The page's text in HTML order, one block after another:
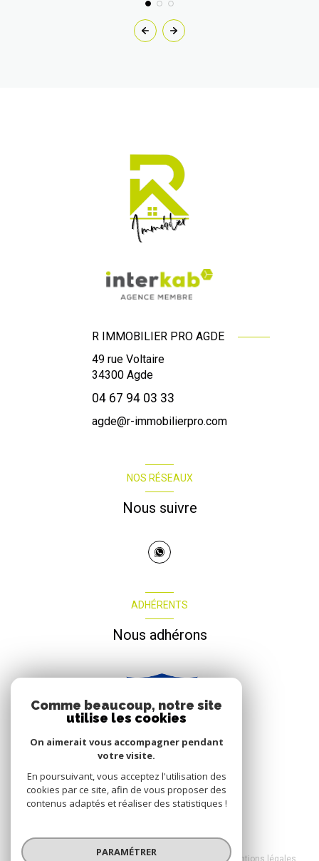
R IMMOBILIER PRO AGDE
49 rue Voltaire
34300 Agde
04 67 94 03 33
agde@r-immobilierpro.com
NOS RÉSEAUX
Nous suivre
ADHÉRENTS
Nous adhérons
© 2026 | Tous droits réservés
Nos honoraires
Nos partenaires Mentions légales
Comme beaucoup, notre site
utilise les cookies
On aimerait vous accompagner pendant
votre visite.
En poursuivant, vous acceptez l'utilisation des
cookies par ce site, afin de vous proposer des
contenus adaptés et réaliser des statistiques !
PARAMÉTRER